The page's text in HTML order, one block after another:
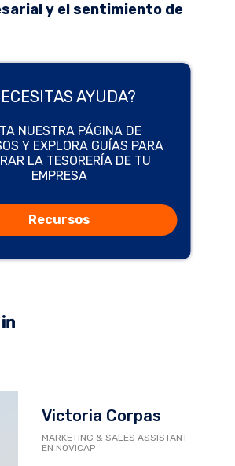
y el sentimiento de
AYUDA?
NUESTRA PÁGINA DE
Y EXPLORA GUÍAS PARA
LA TESORERÍA DE TU
EMPRESA
Recursos
Victoria Corpas
MARKETING & SALES ASSISTANT
EN NOVICAP